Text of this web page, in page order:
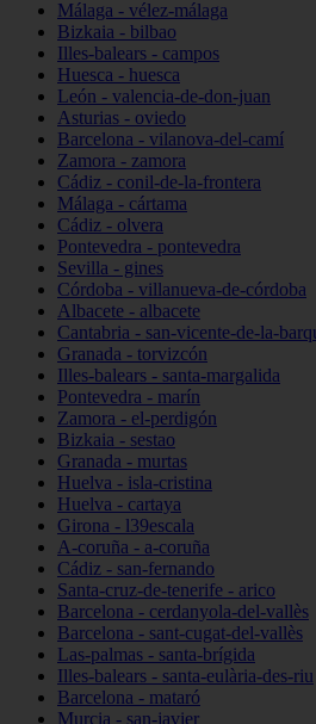
Málaga - vélez-málaga
Bizkaia - bilbao
Illes-balears - campos
Huesca - huesca
León - valencia-de-don-juan
Asturias - oviedo
Barcelona - vilanova-del-camí
Zamora - zamora
Cádiz - conil-de-la-frontera
Málaga - cártama
Cádiz - olvera
Pontevedra - pontevedra
Sevilla - gines
Córdoba - villanueva-de-córdoba
Albacete - albacete
Cantabria - san-vicente-de-la-
Granada - torvizcón
Illes-balears - santa-margalida
Pontevedra - marín
Zamora - el-perdigón
Bizkaia - sestao
Granada - murtas
Huelva - isla-cristina
Huelva - cartaya
Girona - l39escala
A-coruña - a-coruña
Cádiz - san-fernando
Santa-cruz-de-tenerife - arico
Barcelona - cerdanyola-del-vallès
Barcelona - sant-cugat-del-vallès
Las-palmas - santa-brígida
Illes-balears - santa-eulària-des-riu
Barcelona - mataró
Murcia - san-javier